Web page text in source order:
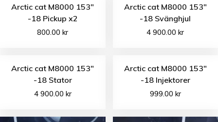
Arctic cat M8000 153″
-18 Pickup x2
800.00kr
Arctic cat M8000 153″
-18 Svänghjul
4 900.00kr
Arctic cat M8000 153″
-18 Stator
4 900.00 kr
Arctic cat M8000 153″
-18 Injektorer
999.00 kr